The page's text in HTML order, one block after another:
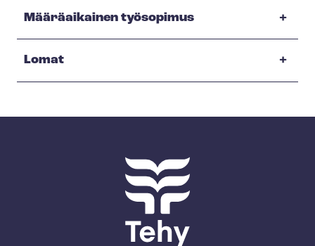
Määräaikainen työsopimus
Lomat